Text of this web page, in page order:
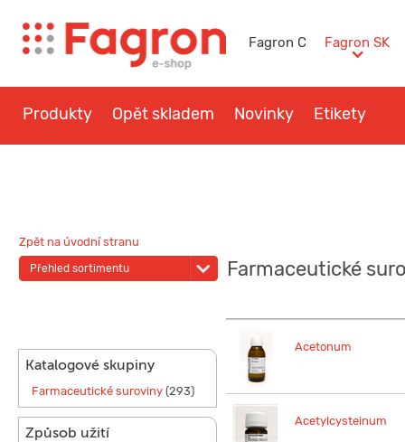
Fagron C Fagron SK
Produkty Opět skladem Novinky Etikety
Zpět na úvodní stranu
Přehled sortimentu Farmaceutické
Katalogové skupiny
Farmaceutické suroviny (293)
Způsob užití
Acetonum
Acetylcysteinum